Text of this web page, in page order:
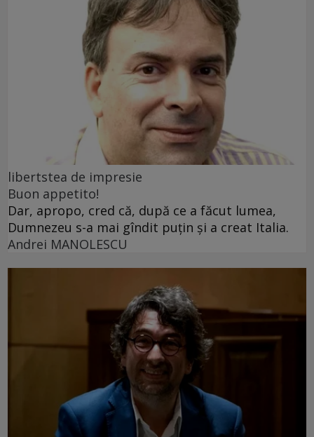
libertstea de impresie
Buon appetito!
Dar, apropo, cred că, după ce a făcut lumea,
Dumnezeu s-a mai gîndit puțin și a creat Italia.
Andrei MANOLESCU